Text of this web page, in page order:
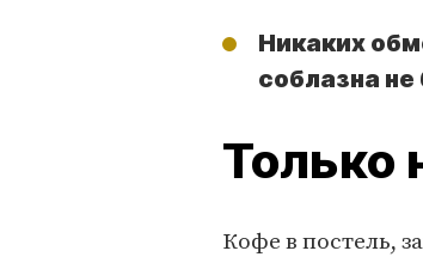
Никаких
соблазна
Только
Кофе в постель,